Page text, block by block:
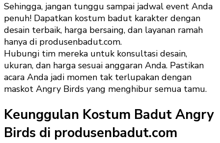
Sehingga, jangan tunggu sampai jadwal event Anda
penuh! Dapatkan kostum badut karakter dengan
desain terbaik, harga bersaing, dan layanan ramah
hanya di produsenbadut.com.
Hubungi tim mereka untuk konsultasi desain,
ukuran, dan harga sesuai anggaran Anda. Pastikan
acara Anda jadi momen tak terlupakan dengan
maskot Angry Birds yang menghibur semua tamu.
Keunggulan Kostum Badut Angry
Birds di produsenbadut.com